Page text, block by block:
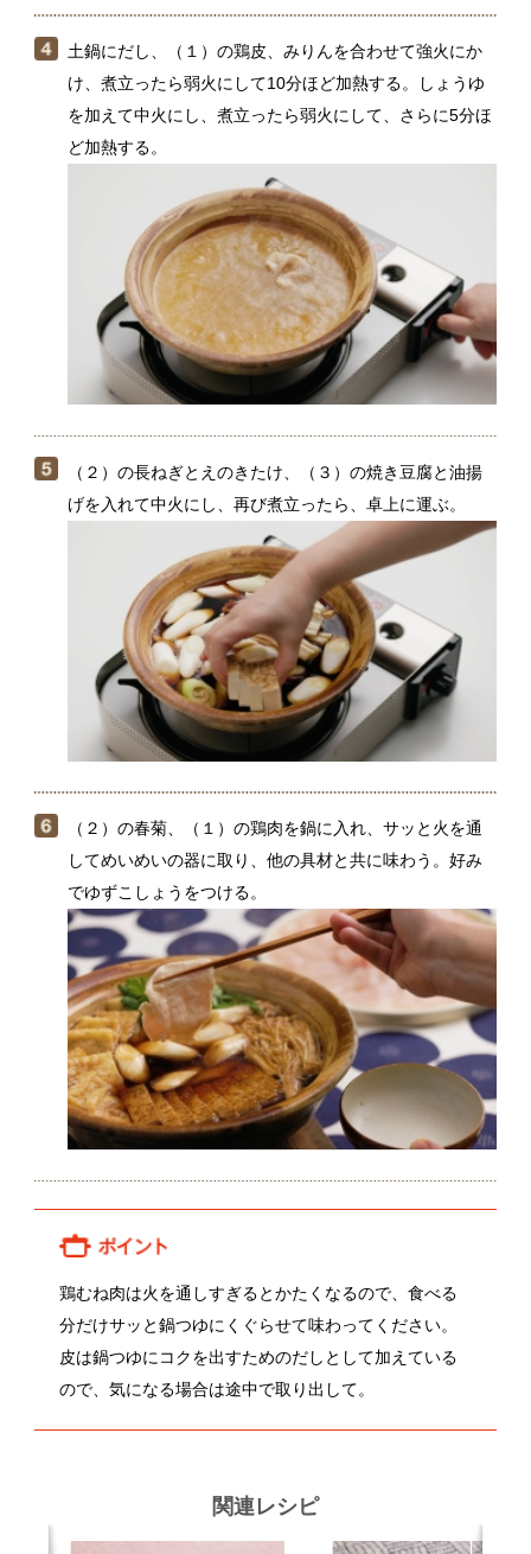
（２）の長ねぎとえのきたけ、（３）の焼き豆腐と油揚
げを入れて中火にし、再び煮立ったら、卓上に運ぶ。
（２）の春菊、（１）の鶏肉を鍋に入れ、サッと火を通
してめいめいの器に取り、他の具材と共に味わう。好み
でゆずこしょうをつける。
鶏むね肉は火を通しすぎるとかたくなるので、食べる
分だけサッと鍋つゆにくぐらせて味わってください。
皮は鍋つゆにコクを出すためのだしとして加えている
ので、気になる場合は途中で取り出して。
関連レシピ
野菜。
加工品。